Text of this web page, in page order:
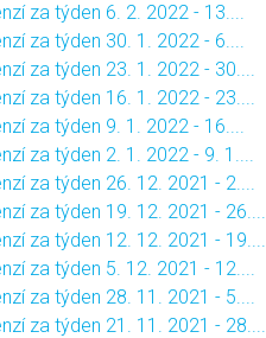
za týden 6. 2. 2022 - 13....
za týden 30. 1. 2022 - 6....
za týden 23. 1. 2022 - 30....
za týden 16. 1. 2022 - 23....
za týden 9. 1. 2022 - 16....
za týden 2. 1. 2022 - 9. 1....
za týden 26. 12. 2021 - 2....
za týden 19. 12. 2021 - 26....
za týden 12. 12. 2021 - 19....
za týden 5. 12. 2021 - 12....
za týden 28. 11. 2021 - 5....
za týden 21. 11. 2021 - 28....